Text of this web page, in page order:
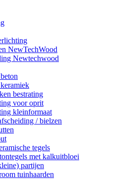
NewTechWood
Newtechwood
bestrating
voor oprit
kleinformaat
/ bielzen
tegels
met kalkuitbloei
partijen
tuinhaarden